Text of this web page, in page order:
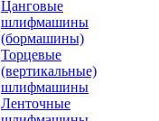
Цанговые
шлифмашины
(бормашины)
Торцевые
(вертикальные)
шлифмашины
Ленточные